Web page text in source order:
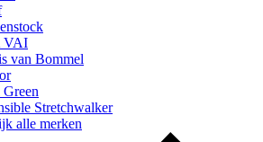
VAI
van Bommel
Green
Stretchwalker
alle merken